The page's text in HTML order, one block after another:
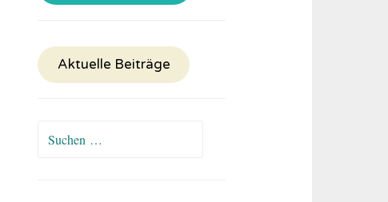
Aktuelle Beiträge
Suchen